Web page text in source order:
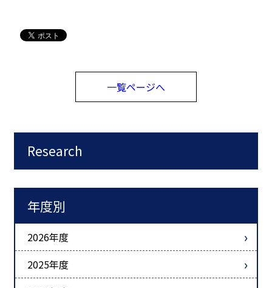
一覧ページへ
Research
年度別
2026年度
2025年度